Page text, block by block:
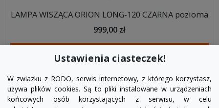
LAMPA WISZĄCA ORION LONG-120 CZARNA pozioma
999,00 zł
Ustawienia ciasteczek!
W zwiazku z RODO, serwis internetowy, z którego korzystasz,
używa plików cookies. Są to pliki instalowane w urządzeniach
końcowych osób korzystających z serwisu, w celu